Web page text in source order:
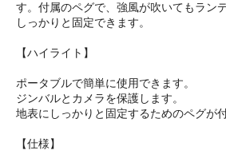
す。付属のペグで、強風が吹いてもラン
しっかりと固定できます。
【ハイライト】
ポータブルで簡単に使用できます。
ジンバルとカメラを保護します。
地表にしっかりと固定するためのペグが
【仕様】